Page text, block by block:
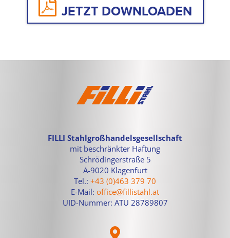
JETZT DOWNLOADEN
FILLI Stahlgroßhandelsgesellschaft
mit beschränkter Haftung
Schrödingerstraße 5
A-9020 Klagenfurt
Tel.: +43 (0)463 379 70
E-Mail: office@fillistahl.at
UID-Nummer: ATU 28789807